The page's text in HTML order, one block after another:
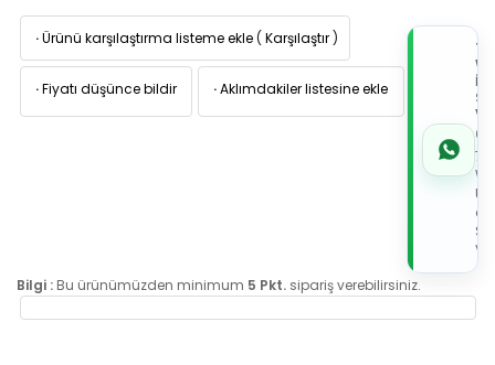
·Ürünü karşılaştırma listeme ekle ( Karşılaştır )
·Fiyatı düşünce bildir ·Aklımdakiler listesine ekle
İLE
de
Bilgi : Bu ürünümüzden minimum 5 Pkt. sipariş verebilirsiniz.